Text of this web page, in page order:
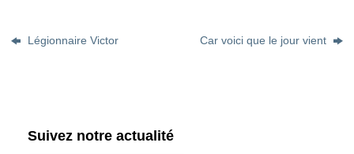
Légionnaire Victor Car voici que le jour vient
Suivez notre actualité